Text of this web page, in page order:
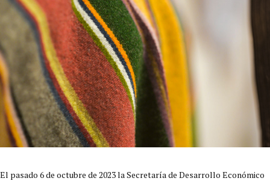
El pasado 6 de octubre de 2023 la Secretaría de Desarrollo Económico